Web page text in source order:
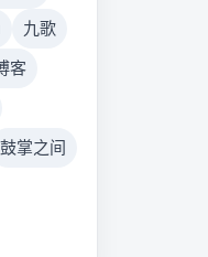
九歌
客
鼓掌之间